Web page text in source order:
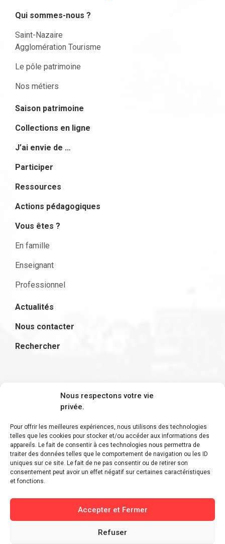
Nous respectons votre vie
privée.
Pour offrir les meilleures expériences, nous utilisons des technologies
telles que les cookies pour stocker et/ou accéder aux informations des
appareils. Le fait de consentir à ces technologies nous permettra de
traiter des données telles que le comportement de navigation ou les ID
uniques sur ce site. Le fait de ne pas consentir ou de retirer son
consentement peut avoir un effet négatif sur certaines caractéristiques
et fonctions.
Accepter et Fermer
Refuser
Qui sommes-nous ?
Saint-Nazaire
Agglomération Tourisme
Le pôle patrimoine
Nos métiers
Saison patrimoine
Collections en ligne
J’ai envie de …
Participer
Ressources
Actions pédagogiques
Vous êtes ?
En famille
Enseignant
Professionnel
Actualités
Nous contacter
Rechercher
S'inscrire à la newsletter
Restez informé des derniers ajouts et des
dernières actualités !